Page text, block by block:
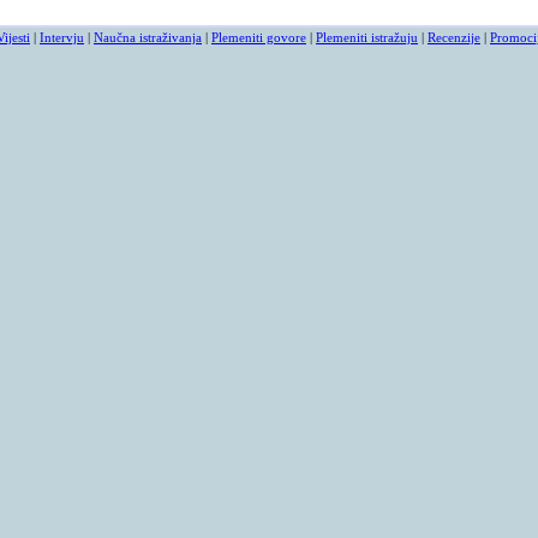
| Intervju | Naučna istraživanja | Plemeniti govore | Plemeniti istražuju | Recenzije |